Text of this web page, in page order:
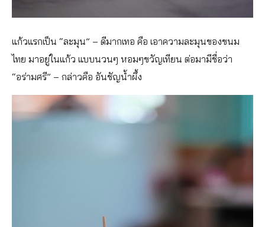
แก้วแรกเป็น “ละมุน” – ดีมากเทอ คือ เอาความละมุนของขนม
ไทย มาอยู่ในแก้ว แบบนวนๆ หอมๆขวัญเทียน ต่อมามีชื่อว่า
“อร่ามศรี” – กล่าวคือ อันชัญน้ำผึ้ง